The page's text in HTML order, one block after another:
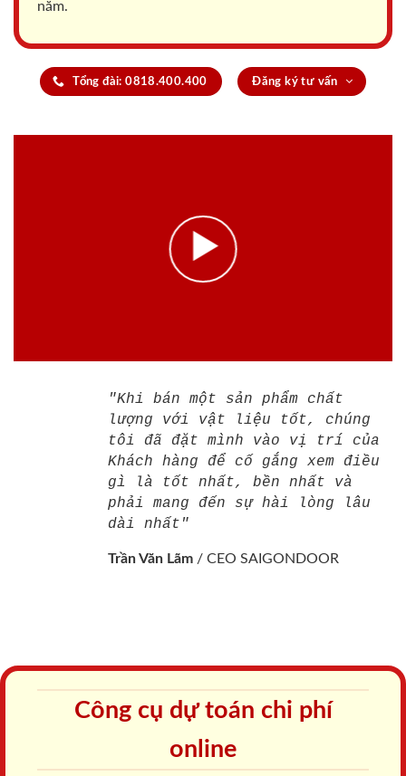
năm.
Tổng đài: 0818.400.400 Đăng ký tư vấn
"Khi bán một sản phẩm chất
lượng với vật liệu tốt, chúng
tôi đã đặt mình vào vị trí của
Khách hàng để cố gắng xem điều
gì là tốt nhất, bền nhất và
phải mang đến sự hài lòng lâu
dài nhất"
Trần Văn Lãm / CEO SAIGONDOOR
Công cụ dự toán chi phí
online